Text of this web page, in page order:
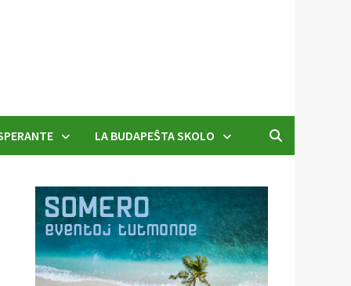
LA BUDAPEŜTA SKOLO